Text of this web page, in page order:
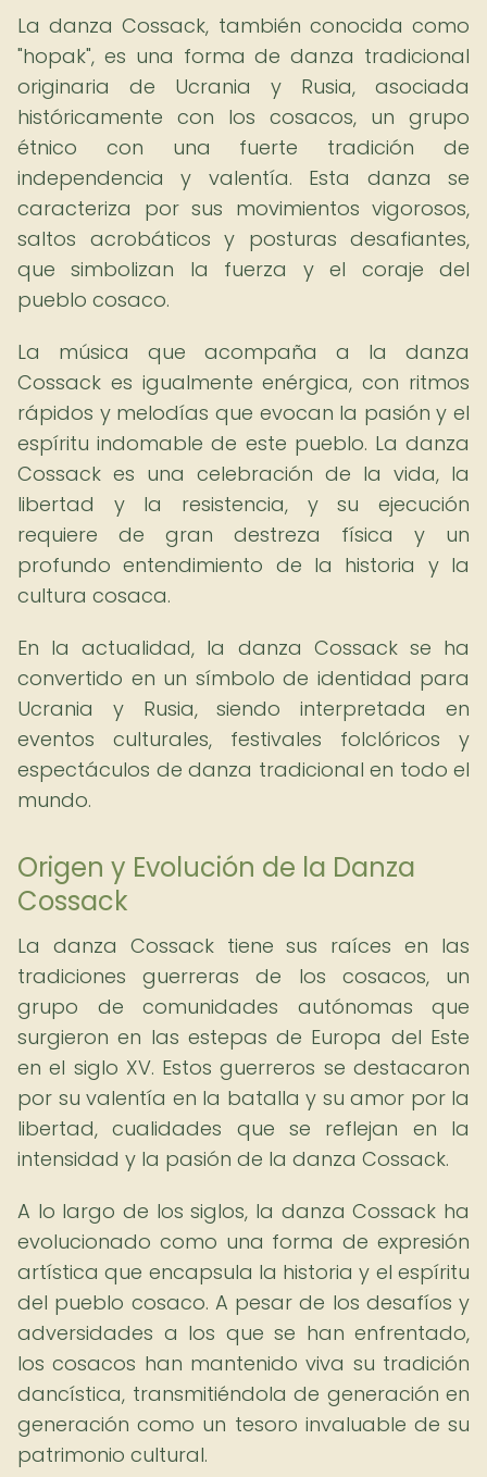
La danza Cossack, también conocida como
"hopak", es una forma de danza tradicional
originaria de Ucrania y Rusia, asociada
históricamente con los cosacos, un grupo
étnico con una fuerte tradición de
independencia y valentía. Esta danza se
caracteriza por sus movimientos vigorosos,
saltos acrobáticos y posturas desafiantes,
que simbolizan la fuerza y el coraje del
pueblo cosaco.
La música que acompaña a la danza
Cossack es igualmente enérgica, con ritmos
rápidos y melodías que evocan la pasión y el
espíritu indomable de este pueblo. La danza
Cossack es una celebración de la vida, la
libertad y la resistencia, y su ejecución
requiere de gran destreza física y un
profundo entendimiento de la historia y la
cultura cosaca.
En la actualidad, la danza Cossack se ha
convertido en un símbolo de identidad para
Ucrania y Rusia, siendo interpretada en
eventos culturales, festivales folclóricos y
espectáculos de danza tradicional en todo el
mundo.
Origen y Evolución de la Danza
Cossack
La danza Cossack tiene sus raíces en las
tradiciones guerreras de los cosacos, un
grupo de comunidades autónomas que
surgieron en las estepas de Europa del Este
en el siglo XV. Estos guerreros se destacaron
por su valentía en la batalla y su amor por la
libertad, cualidades que se reflejan en la
intensidad y la pasión de la danza Cossack.
A lo largo de los siglos, la danza Cossack ha
evolucionado como una forma de expresión
artística que encapsula la historia y el espíritu
del pueblo cosaco. A pesar de los desafíos y
adversidades a los que se han enfrentado,
los cosacos han mantenido viva su tradición
dancística, transmitiéndola de generación en
generación como un tesoro invaluable de su
patrimonio cultural.